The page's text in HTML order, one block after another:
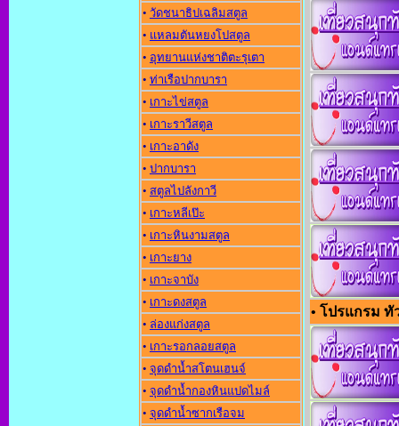
• วัดชนาธิปเฉลิมสตูล
• แหลมตันหยงโปสตูล
• อุทยานแห่งชาติตะรุเตา
• ท่าเรือปากบารา
• เกาะไข่สตูล
• เกาะราวีสตูล
• เกาะอาดัง
• ปากบารา
• สตูลไปลังกาวี
• เกาะหลีเป๊ะ
• เกาะหินงามสตูล
• เกาะยาง
• เกาะจาบัง
• เกาะดงสตูล
• ล่องแก่งสตูล
• เกาะรอกลอยสตูล
• จุดดำน้ำสโตนเฮนจ์
• จุดดำน้ำกองหินแปดไมล์
• จุดดำน้ำซากเรือจม
• โปรแกรม ทั